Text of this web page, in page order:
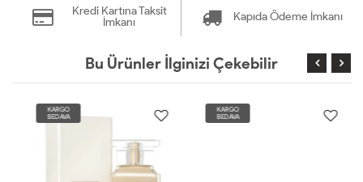
Kredi Kartına Taksit
İmkanı
Kapıda Ödeme İmkanı
Bu Ürünler İlginizi Çekebilir
KARGO
BEDAVA
KARGO
BEDAVA